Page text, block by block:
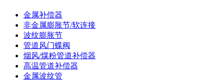
金属补偿器
非金属膨胀节/软连接
波纹膨胀节
管道风门蝶阀
烟风/煤粉管道补偿器
高温管道补偿器
金属波纹管